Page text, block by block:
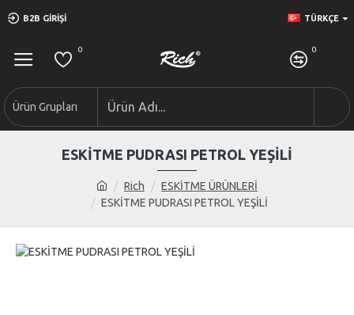
B2B GIRIŞI TÜRKÇE
0 0
Ürün Grupları
Rich
ESKİTME ÜRÜNLERİ
ESKİTME PUDRASI PETROL YEŞİLİ
ESKİTME PUDRASI PETROL YEŞİLİ